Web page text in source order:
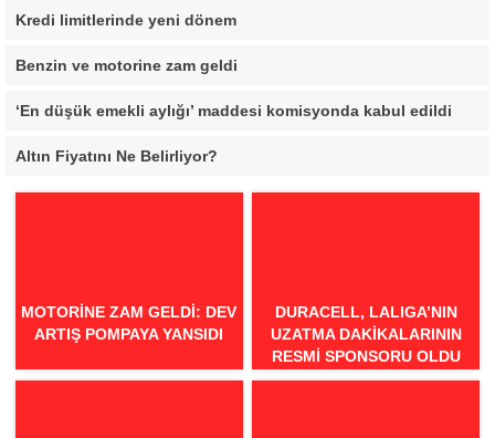
Kredi limitlerinde yeni dönem
Benzin ve motorine zam geldi
‘En düşük emekli aylığı’ maddesi komisyonda kabul edildi
Altın Fiyatını Ne Belirliyor?
MOTORINE ZAM GELDI: DEV
ARTIŞ POMPAYA YANSIDI
DURACELL, LALIGA’NIN
UZATMA DAKIKALARININ
RESMI SPONSORU OLDU